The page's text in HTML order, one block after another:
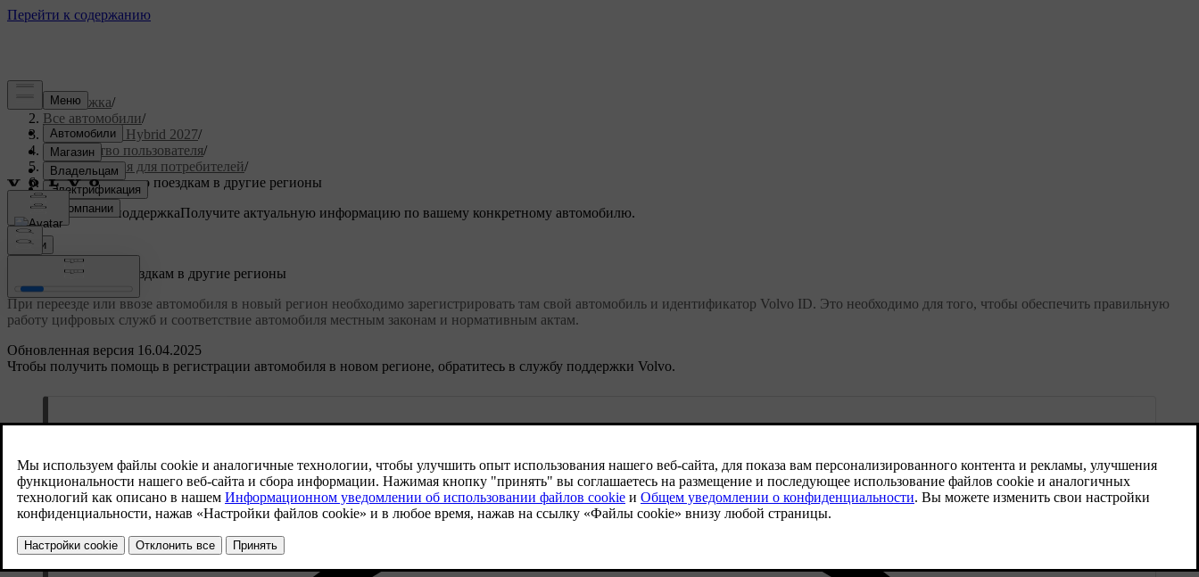
Поддержка/
Все автомобили/
XC90 Plug-in Hybrid 2027/
Руководство пользователя/
Информация для потребителей/
Рекомендации по поездкам в другие регионы
Индивидуальная поддержкаПолучите актуальную информацию по вашему конкретному автомобилю.
Войти
Обновленная версия 16.04.2025
Рекомендации по поездкам в другие регионы
При переезде или ввозе автомобиля в новый регион необходимо зарегистрировать там свой автомобиль и идентификатор Volvo ID. Это необходимо для того, чтобы обеспечить правильную
работу цифровых служб и соответствие автомобиля местным законам и нормативным актам.
Чтобы получить помощь в регистрации автомобиля в новом регионе, обратитесь в службу поддержки Volvo.